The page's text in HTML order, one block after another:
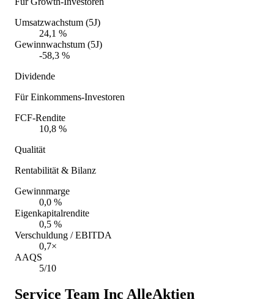
Umsatzwachstum (5J)
24,1 %
Gewinnwachstum (5J)
-58,3 %
Dividende
Für Einkommens-Investoren
FCF-Rendite
10,8 %
Qualität
Rentabilität & Bilanz
Gewinnmarge
0,0 %
Eigenkapitalrendite
0,5 %
Verschuldung / EBITDA
0,7×
AAQS
5/10
Service Team Inc AlleAktien